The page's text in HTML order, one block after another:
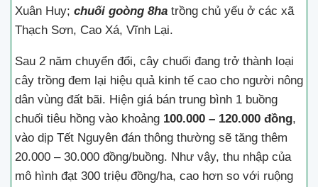
Xuân Huy; chuối goòng 8ha trồng chủ yếu ở các xã
Thạch Sơn, Cao Xá, Vĩnh Lại.
Sau 2 năm chuyển đổi, cây chuối đang trở thành loại
cây trồng đem lại hiệu quả kinh tế cao cho người nông
dân vùng đất bãi. Hiện giá bán trung bình 1 buồng
chuối tiêu hồng vào khoảng 100.000 – 120.000 đồng,
vào dịp Tết Nguyên đán thông thường sẽ tăng thêm
20.000 – 30.000 đồng/buồng. Như vậy, thu nhập của
mô hình đạt 300 triệu đồng/ha, cao hơn so với ruộng